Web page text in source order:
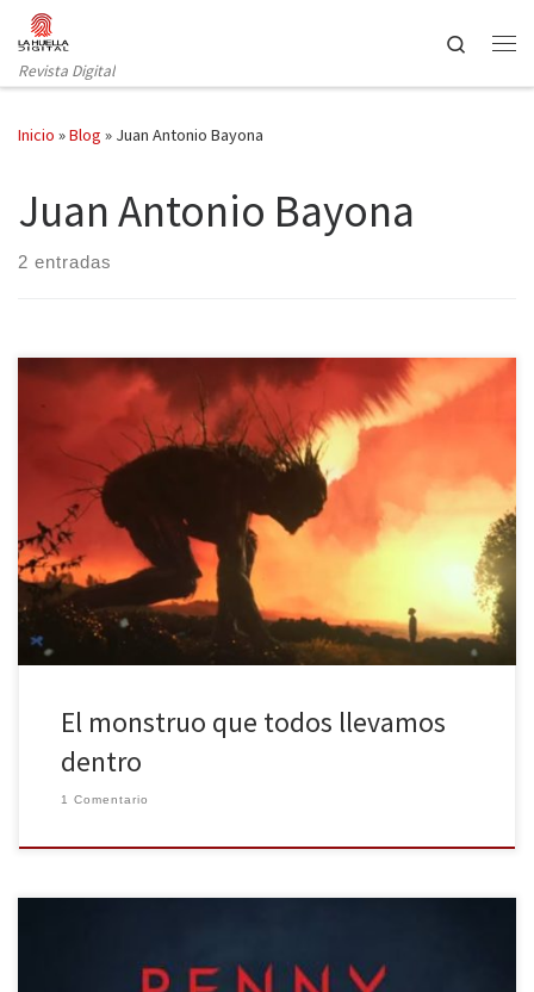
Saltar al contenido
Revista Digital
Search
Inicio »Blog » Juan Antonio Bayona
Juan Antonio Bayona
2 entradas
La tercera película del director Juan Antonio Bayona Un monstruo
viene a verme ha desembarcado en los cines de nuestro país para
inundarlos de lágrimas con una dura historia en la que se plasma el
adiós de un hijo a su madre y los fantasmas que acontecen junto a
tal […]
El monstruo que todos llevamos
dentro
1 Comentario